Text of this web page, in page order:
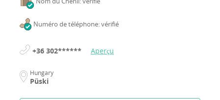
Numéro de téléphone: vérifié
+36 302****** Aperçu
Hungary
Püski